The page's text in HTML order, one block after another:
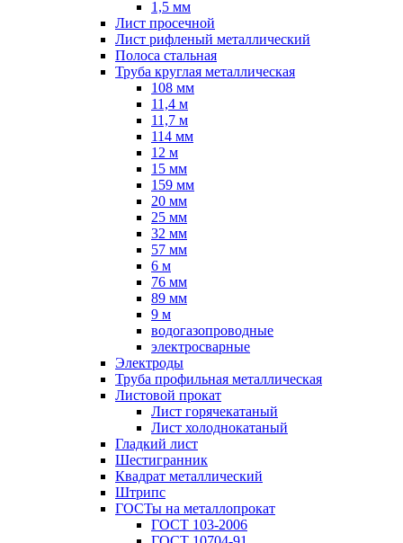
1,5 мм
Лист просечной
Лист рифленый металлический
Полоса стальная
Труба круглая металлическая
108 мм
11,4 м
11,7 м
114 мм
12 м
15 мм
159 мм
20 мм
25 мм
32 мм
57 мм
6 м
76 мм
89 мм
9 м
водогазопроводные
электросварные
Электроды
Труба профильная металлическая
Листовой прокат
Лист горячекатаный
Лист холоднокатаный
Гладкий лист
Шестигранник
Квадрат металлический
Штрипс
ГОСТы на металлопрокат
ГОСТ 103-2006